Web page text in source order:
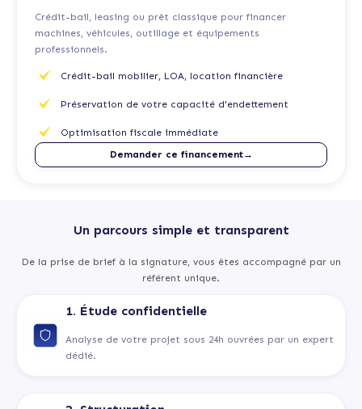
Crédit-bail, leasing ou prêt classique pour financer
machines, véhicules, outillage et équipements
professionnels.
Crédit-bail mobilier, LOA, location financière
Préservation de votre capacité d'endettement
Optimisation fiscale immédiate
Demander ce financement→
Un parcours simple et transparent
De la prise de brief à la signature, vous êtes accompagné par un
référent unique.
1. Étude confidentielle
Analyse de votre projet sous 24h ouvrées par un expert
dédié.